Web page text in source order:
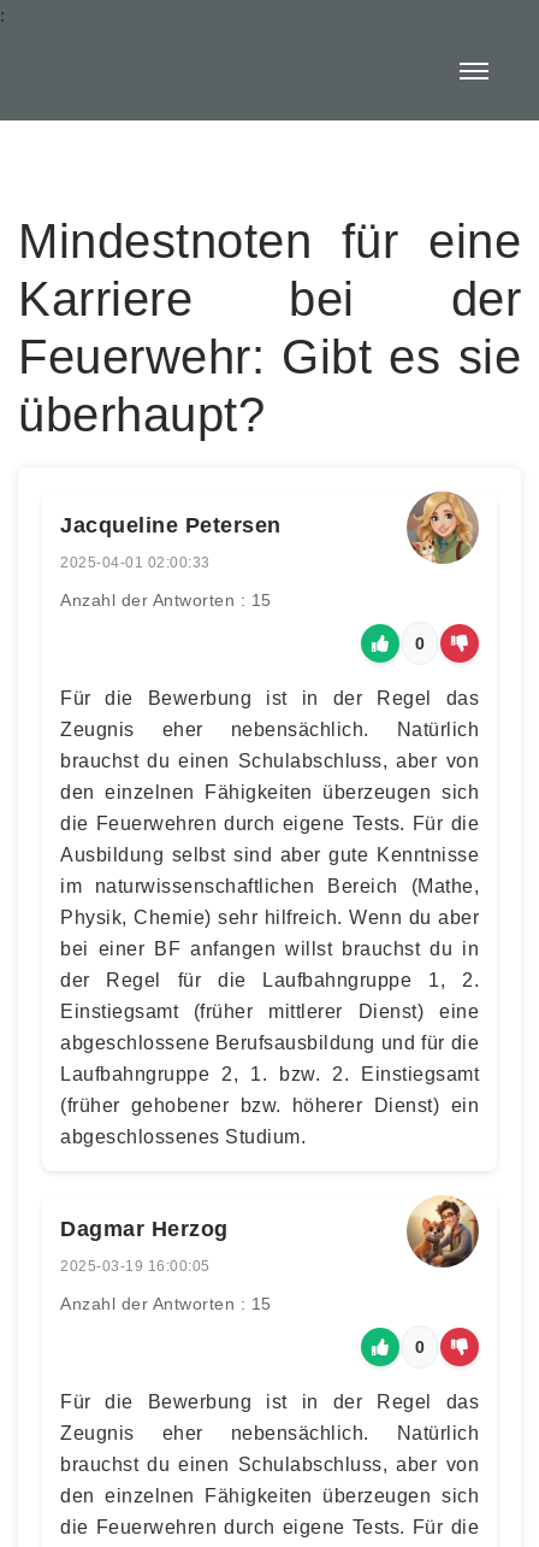
:
Mindestnoten für eine
Karriere bei der
Feuerwehr: Gibt es sie
überhaupt?
Jacqueline Petersen
2025-04-01 02:00:33
Anzahl der Antworten : 15
0
Für die Bewerbung ist in der Regel das
Zeugnis eher nebensächlich. Natürlich
brauchst du einen Schulabschluss, aber von
den einzelnen Fähigkeiten überzeugen sich
die Feuerwehren durch eigene Tests. Für die
Ausbildung selbst sind aber gute Kenntnisse
im naturwissenschaftlichen Bereich (Mathe,
Physik, Chemie) sehr hilfreich. Wenn du aber
bei einer BF anfangen willst brauchst du in
der Regel für die Laufbahngruppe 1, 2.
Einstiegsamt (früher mittlerer Dienst) eine
abgeschlossene Berufsausbildung und für die
Laufbahngruppe 2, 1. bzw. 2. Einstiegsamt
(früher gehobener bzw. höherer Dienst) ein
abgeschlossenes Studium.
Dagmar Herzog
2025-03-19 16:00:05
Anzahl der Antworten : 15
0
Für die Bewerbung ist in der Regel das
Zeugnis eher nebensächlich. Natürlich
brauchst du einen Schulabschluss, aber von
den einzelnen Fähigkeiten überzeugen sich
die Feuerwehren durch eigene Tests. Für die